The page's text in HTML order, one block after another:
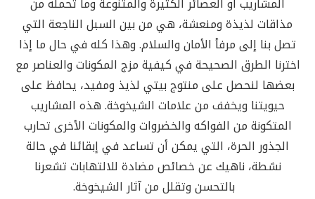
مذاقات لذيذة ومنعشة، هي من بين السبل الناجعة التي
تصل بنا إلى مرفأ الأمان والسلام. وهذا كله في حال ما إذا
اخترنا الطرق الصحيحة في كيفية مزج المكونات والعناصر مع
بعضها لنحصل على منتوج بيتي لذيذ ومفيد، يحافظ على
حيويتنا ويخفف من علامات الشيخوخة. هذه المشاريب
المتكونة من الفواكه والخضروات والمكونات الأخرى تحارب
الجذور الحرة، التي يمكن أن تساعد في إبقائنا في حالة
نشطة، ناهيك عن خصائص مضادة للالتهابات تشعرنا
بالتحسن وتقلل من آثار الشيخوخة.